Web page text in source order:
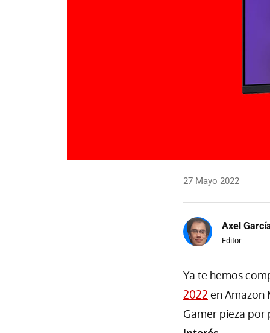
27 Mayo 2022
Axel
Editor
Ya te hemos
2022 en Amazon
Gamer pieza por